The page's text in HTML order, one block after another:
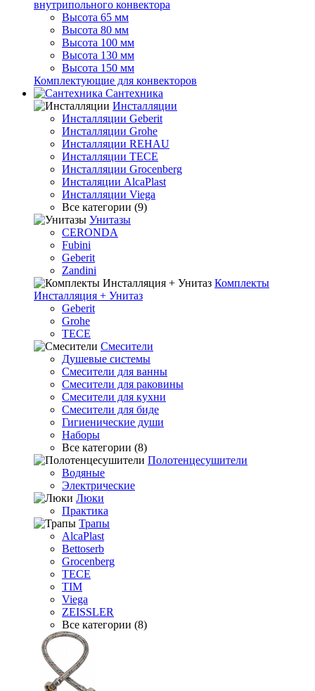
внутрипольного конвектора
Высота 65 мм
Высота 80 мм
Высота 100 мм
Высота 130 мм
Высота 150 мм
Комплектующие для конвекторов
Сантехника
Инсталляции
Инсталляции Geberit
Инсталляции Grohe
Инсталляции REHAU
Инсталляции TECE
Инсталляции Grocenberg
Инсталяции AlcaPlast
Инсталляции Viega
Все категории (9)
Унитазы
CERONDA
Fubini
Geberit
Zandini
Комплекты
Инсталляция + Унитаз
Geberit
Grohe
TECE
Смесители
Душевые системы
Смесители для ванны
Смесители для раковины
Смесители для кухни
Смесители для биде
Гигиенические души
Наборы
Все категории (8)
Полотенцесушители
Водяные
Электрические
Люки
Практика
Трапы
AlcaPlast
Bettoserb
Grocenberg
TECE
TIM
Viega
ZEISSLER
Все категории (8)